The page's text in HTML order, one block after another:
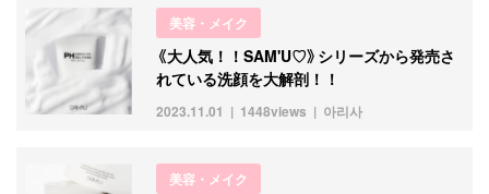
美容・メイク
2023.11.01 아리사
1448views
《大人気！！SAM'U♡》シリーズから発売さ
れている洗顔を大解剖！！
美容・メイク